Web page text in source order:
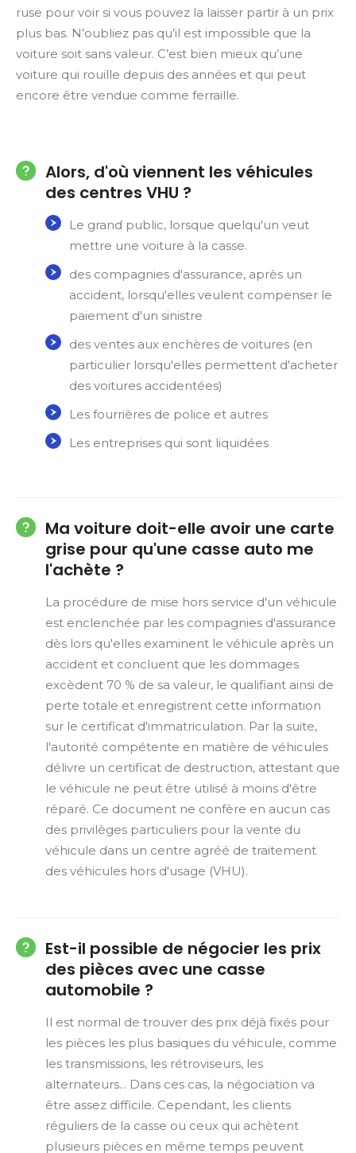
ruse pour voir si vous pouvez la laisser partir à un prix
plus bas. N’oubliez pas qu’il est impossible que la
voiture soit sans valeur. C’est bien mieux qu’une
voiture qui rouille depuis des années et qui peut
encore être vendue comme ferraille.
Alors, d'où viennent les véhicules
des centres VHU ?
Le grand public, lorsque quelqu'un veut
mettre une voiture à la casse.
des compagnies d'assurance, après un
accident, lorsqu'elles veulent compenser le
paiement d'un sinistre
des ventes aux enchères de voitures (en
particulier lorsqu'elles permettent d'acheter
des voitures accidentées)
Les fourrières de police et autres
Les entreprises qui sont liquidées
Ma voiture doit-elle avoir une carte
grise pour qu'une casse auto me
l'achète ?
La procédure de mise hors service d'un véhicule
est enclenchée par les compagnies d'assurance
dès lors qu'elles examinent le véhicule après un
accident et concluent que les dommages
excèdent 70 % de sa valeur, le qualifiant ainsi de
perte totale et enregistrent cette information
sur le certificat d'immatriculation. Par la suite,
l'autorité compétente en matière de véhicules
délivre un certificat de destruction, attestant que
le véhicule ne peut être utilisé à moins d'être
réparé. Ce document ne confère en aucun cas
des privilèges particuliers pour la vente du
véhicule dans un centre agréé de traitement
des véhicules hors d'usage (VHU).
Est-il possible de négocier les prix
des pièces avec une casse
automobile ?
Il est normal de trouver des prix déjà fixés pour
les pièces les plus basiques du véhicule, comme
les transmissions, les rétroviseurs, les
alternateurs... Dans ces cas, la négociation va
être assez difficile. Cependant, les clients
réguliers de la casse ou ceux qui achètent
plusieurs pièces en même temps peuvent